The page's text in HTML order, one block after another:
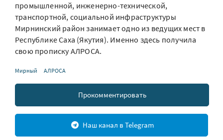
промышленной, инженерно-технической,
транспортной, социальной инфраструктуры
Мирнинский район занимает одно из ведущих мест в
Республике Саха (Якутия). Именно здесь получила
свою прописку АЛРОСА.
Мирный АЛРОСА
Прокомментировать
Наш канал в Telegram